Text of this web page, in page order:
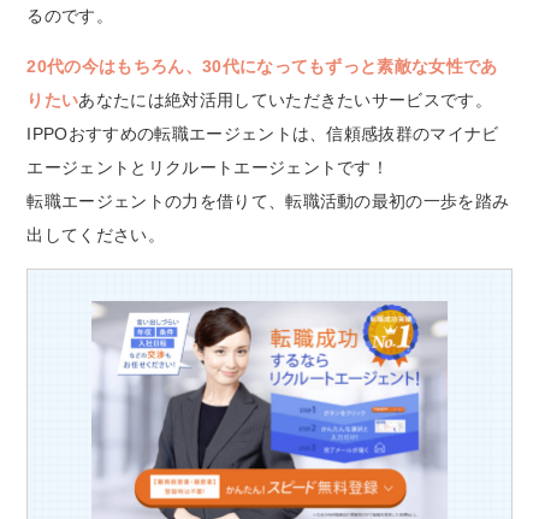
るのです。
20代の今はもちろん、30代になってもずっと素敵な女性であ
りたいあなたには絶対活用していただきたいサービスです。
IPPOおすすめの転職エージェントは、信頼感抜群のマイナビ
エージェントとリクルートエージェントです！
転職エージェントの力を借りて、転職活動の最初の一歩を踏み
出してください。